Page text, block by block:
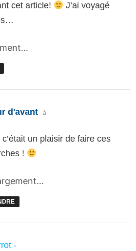
cet article!
J’ai voyagé
d'avant dit :
à
c’était un plaisir de faire ces
!
-